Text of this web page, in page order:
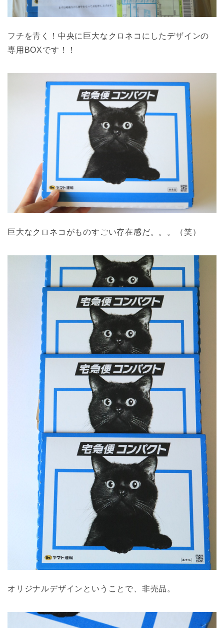
フチを青く！中央に巨大なクロネコにしたデザインの
専用BOXです！！
巨大なクロネコがものすごい存在感だ。。。（笑）
オリジナルデザインということで、非売品。